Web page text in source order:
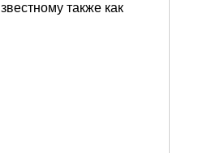
также как